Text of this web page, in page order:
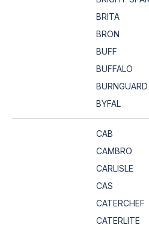
BRITA
BRON
BUFF
BUFFALO
BURNGUARD
BYFAL
CAB
CAMBRO
CARLISLE
CAS
CATERCHEF
CATERLITE